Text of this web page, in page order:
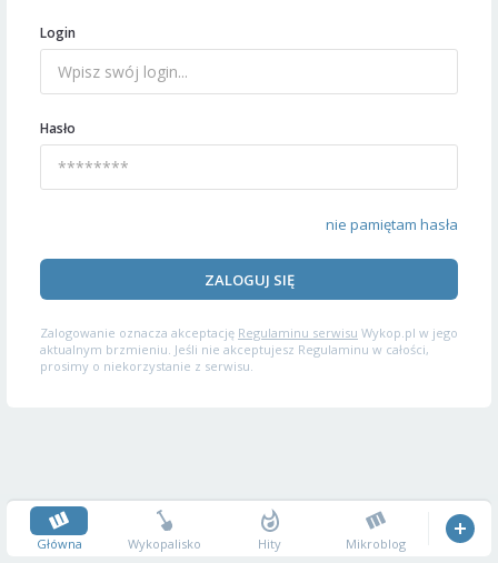
Login
Hasło
nie pamiętam hasła
ZALOGUJ SIĘ
Zalogowanie oznacza akceptację Regulaminu serwisu Wykop.pl w jego
aktualnym brzmieniu. Jeśli nie akceptujesz Regulaminu w całości,
prosimy o niekorzystanie z serwisu.
Główna Wykopalisko Hity Mikroblog